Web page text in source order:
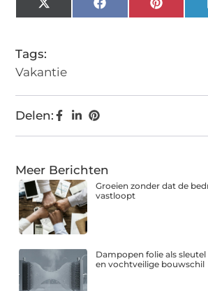
X
(Twitter)
Facebook
Tags:
Vakantie
Delen:
Meer Berichten
Groeien zonder dat de
vastloopt
Dampopen folie als
en vochtveilige bouwschil